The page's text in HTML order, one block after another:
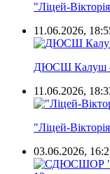
"Ліцей-
11.06.2026,
ДЮСШ Калуш
11.06.2026,
"Ліцей-
03.06.2026,